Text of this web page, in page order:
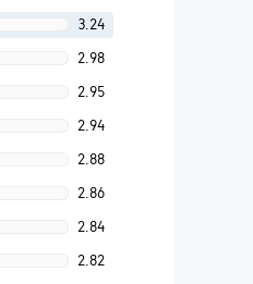
3.24
2.98
2.95
2.94
2.88
2.86
2.84
2.82